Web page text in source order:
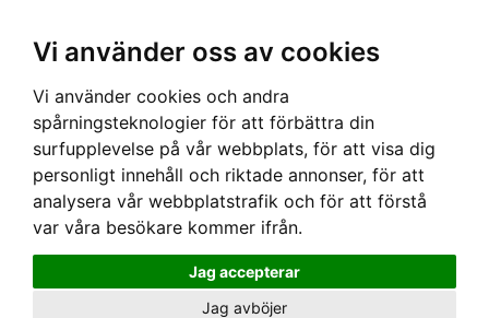
Vi använder oss av cookies
Vi använder cookies och andra
spårningsteknologier för att förbättra din
surfupplevelse på vår webbplats, för att visa dig
personligt innehåll och riktade annonser, för att
analysera vår webbplatstrafik och för att förstå
var våra besökare kommer ifrån.
Jag accepterar
Jag avböjer
Hem ›VERKTYG›KNIVAR› Kniv Dubbelhölster Hultafors GK & HVK